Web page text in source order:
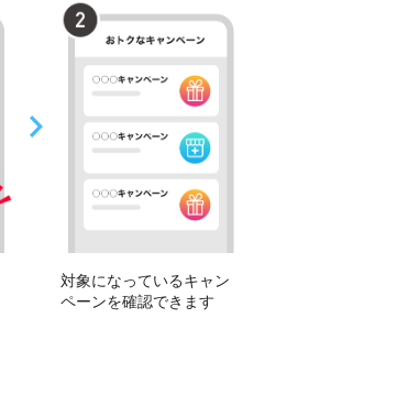
対象になっているキャン
ペーンを確認できます